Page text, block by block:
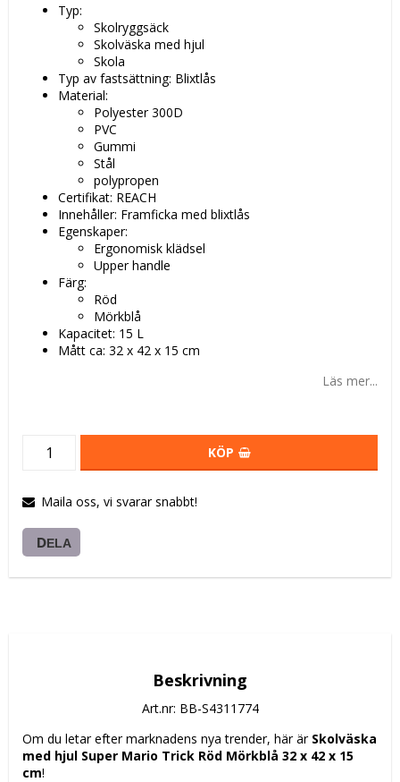
Typ:
Skolryggsäck
Skolväska med hjul
Skola
Typ av fastsättning: Blixtlås
Material:
Polyester 300D
PVC
Gummi
Stål
polypropen
Certifikat: REACH
Innehåller: Framficka med blixtlås
Egenskaper:
Ergonomisk klädsel
Upper handle
Färg:
Röd
Mörkblå
Kapacitet: 15 L
Mått ca: 32 x 42 x 15 cm
Läs mer...
KÖP
Maila oss, vi svarar snabbt!
DELA
Beskrivning
Art.nr: BB-S4311774
Om du letar efter marknadens nya trender, här är Skolväska
med hjul Super Mario Trick Röd Mörkblå 32 x 42 x 15
cm!